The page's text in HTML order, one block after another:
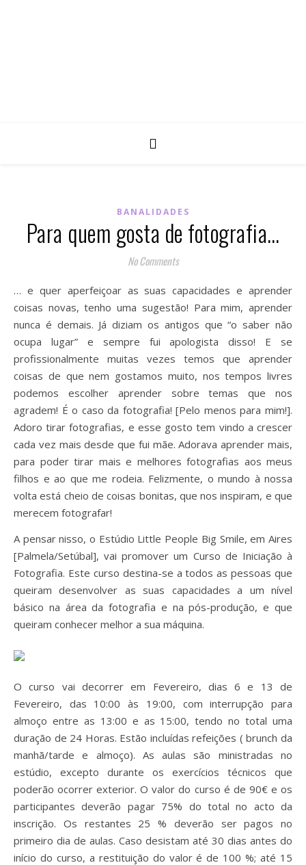
BANALIDADES
Para quem gosta de fotografia…
No Comments
… e quer aperfeiçoar as suas capacidades e aprender
coisas novas, tenho uma sugestão! Para mim, aprender
nunca é demais. Já diziam os antigos que “o saber não
ocupa lugar” e sempre fui apologista disso! E se
profissionalmente muitas vezes temos que aprender
coisas de que nem gostamos muito, nos tempos livres
podemos escolher aprender sobre temas que nos
agradem! É o caso da fotografia! [Pelo menos para mim!].
Adoro tirar fotografias, e esse gosto tem vindo a crescer
cada vez mais desde que fui mãe. Adorava aprender mais,
para poder tirar mais e melhores fotografias aos meus
filhos e ao que me rodeia. Felizmente, o mundo à nossa
volta está cheio de coisas bonitas, que nos inspiram, e que
merecem fotografar!
A pensar nisso, o Estúdio Little People Big Smile, em Aires
[Palmela/Setúbal], vai promover um Curso de Iniciação à
Fotografia. Este curso destina-se a todos as pessoas que
queiram desenvolver as suas capacidades a um nível
básico na área da fotografia e na pós-produção, e que
queiram conhecer melhor a sua máquina.
O curso vai decorrer em Fevereiro, dias 6 e 13 de
Fevereiro, das 10:00 às 19:00, com interrupção para
almoço entre as 13:00 e as 15:00, tendo no total uma
duração de 24 Horas. Estão incluídas refeições ( brunch da
manhã/tarde e almoço). As aulas são ministradas no
estúdio, excepto durante os exercícios técnicos que
poderão ocorrer exterior. O valor do curso é de 90€ e os
participantes deverão pagar 75% do total no acto da
inscrição. Os restantes 25 % deverão ser pagos no
primeiro dia de aulas. Caso desistam até 30 dias antes do
início do curso, a restituição do valor é de 100 %; até 15